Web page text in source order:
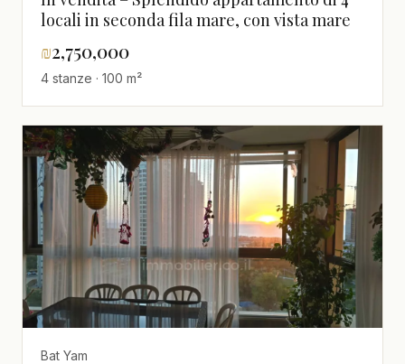
locali in seconda fila mare, con vista mare
₪2,750,000
4 stanze · 100 m²
Bat Yam